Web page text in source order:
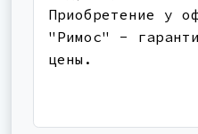
Приобретение у
"Римос" -
цены.